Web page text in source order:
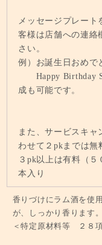
メッセージプレー
客様は店舗への連絡
さい。
例）お誕生日おめ
Happy Birthday
成も可能です。
また、サービスキ
わせて２pkまでは無
３pk以上は有料（
本入り
香りづけにラム酒を使
が、しっかり香ります。
＜特定原材料等 ２８